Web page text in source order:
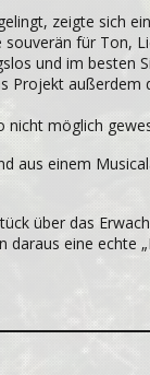
zeigte sich
für Ton,
und im besten
außerdem
nicht möglich
aus einem
über das
eine echte